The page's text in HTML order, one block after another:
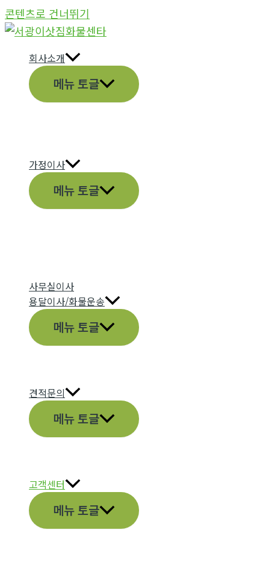
콘텐츠로 건너뛰기
회사소개
메뉴 토글
가정이사
메뉴 토글
사무실이사
용달이사/화물운송
메뉴 토글
견적문의
메뉴 토글
고객센터
메뉴 토글